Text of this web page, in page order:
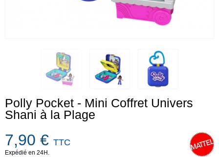
Polly Pocket - Mini Coffret Univers
Shani à la Plage
7,90 € TTC
Expédié en 24H.